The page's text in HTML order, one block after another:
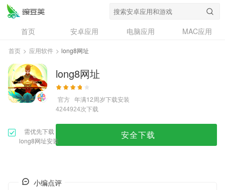
首页 安卓应用 电脑应用
MAC应用
资讯
专题
问答
首页 > 应用软件 > long8网址
long8网址
官方 年满12周岁下载安装
4244924次下载
需优先下载
long8网址安装
安全下载
小编点评